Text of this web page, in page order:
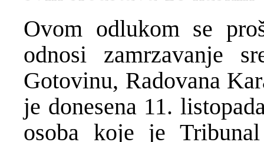
Ovom odlukom se
odnosi zamrzavanje
Gotovinu, Radovana
je donesena 11.
osoba koje je